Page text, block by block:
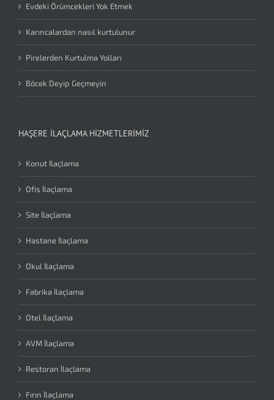
Evdeki Örümcekleri Yok Etmek
Karıncalardan nasıl kurtulunur
Pirelerden Kurtulma Yolları
Böcek Deyip Geçmeyin
HAŞERE İLAÇLAMA HIZMETLERIMIZ
Konut İlaçlama
Ofis İlaçlama
Site İlaçlama
Hastane İlaçlama
Okul İlaçlama
Fabrika İlaçlama
Otel İlaçlama
AVM İlaçlama
Restoran İlaçlama
Fırın İlaçlama